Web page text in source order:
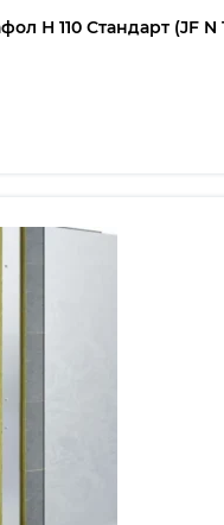
Н 110 Стандарт (JF N